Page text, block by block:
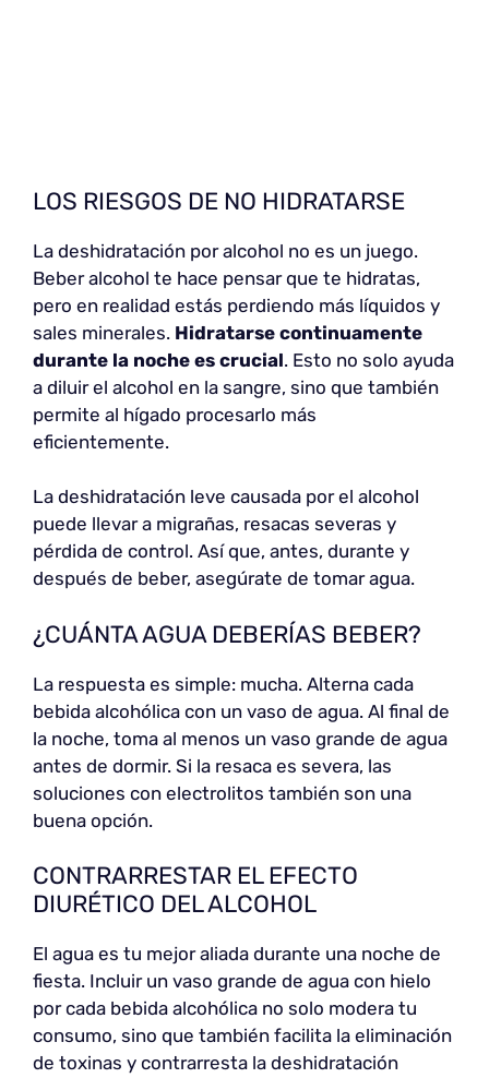
LOS RIESGOS DE NO HIDRATARSE
La deshidratación por alcohol no es un juego.
Beber alcohol te hace pensar que te hidratas,
pero en realidad estás perdiendo más líquidos y
sales minerales. Hidratarse continuamente
durante la noche es crucial. Esto no solo ayuda
a diluir el alcohol en la sangre, sino que también
permite al hígado procesarlo más
eficientemente.
La deshidratación leve causada por el alcohol
puede llevar a migrañas, resacas severas y
pérdida de control. Así que, antes, durante y
después de beber, asegúrate de tomar agua.
¿CUÁNTA AGUA DEBERÍAS BEBER?
La respuesta es simple: mucha. Alterna cada
bebida alcohólica con un vaso de agua. Al final de
la noche, toma al menos un vaso grande de agua
antes de dormir. Si la resaca es severa, las
soluciones con electrolitos también son una
buena opción.
CONTRARRESTAR EL EFECTO
DIURÉTICO DEL ALCOHOL
El agua es tu mejor aliada durante una noche de
fiesta. Incluir un vaso grande de agua con hielo
por cada bebida alcohólica no solo modera tu
consumo, sino que también facilita la eliminación
de toxinas y contrarresta la deshidratación